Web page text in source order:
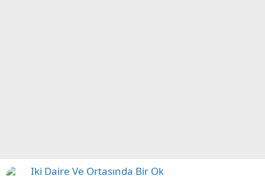
Iki Daire Ve Ortasında Bir Ok